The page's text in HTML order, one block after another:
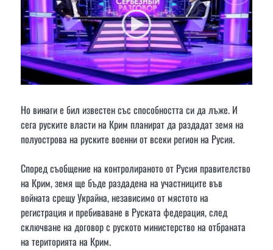
Но винаги е бил известен със способността си да лъже. И
сега руските власти на Крим планират да раздадат земя на
полуострова на руските военни от всеки регион на Русия.
Според съобщение на контролираното от Русия правителство
на Крим, земя ще бъде раздадена на участниците във
войната срещу Украйна, независимо от мястото на
регистрация и пребиваване в Руската федерация, след
сключване на договор с руското министерство на отбраната
на територията на Крим.